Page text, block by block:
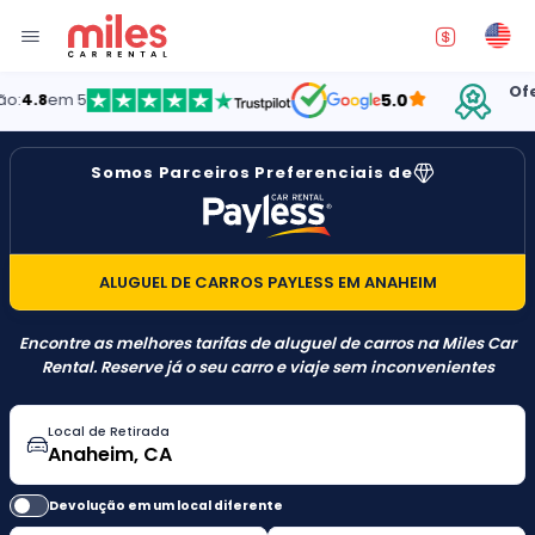
5 5.0
Somos Parceiros Preferenciais de
ALUGUEL DE CARROS PAYLESS EM ANAHEIM
Encontre as melhores tarifas de aluguel de carros na Miles Car
Rental. Reserve já o seu carro e viaje sem inconvenientes
Local de Retirada
Devolução em um local diferente